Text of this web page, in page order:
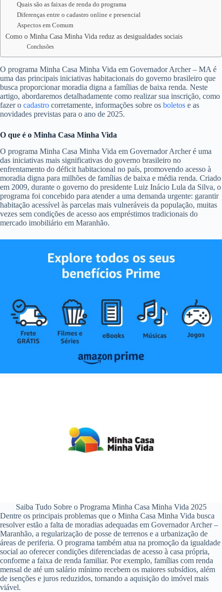
Quais são as faixas de renda do programa
Diferenças entre o cadastro online e presencial
Aspectos em Comum
Como o Minha Casa Minha Vida reduz as desigualdades sociais
Conclusões
O programa Minha Casa Minha Vida em Governador Archer – MA é
uma das principais iniciativas habitacionais do governo brasileiro que
busca proporcionar moradia digna a famílias de baixa renda. Neste
artigo, abordaremos detalhadamente como realizar sua inscrição, como
fazer o cadastro corretamente, informações sobre os boletos e as
novidades previstas para o ano de 2025.
O que é o Minha Casa Minha Vida
O programa Minha Casa Minha Vida em Governador Archer é uma
das iniciativas mais significativas do governo brasileiro no
enfrentamento do déficit habitacional no país, promovendo acesso à
moradia digna para milhões de famílias de baixa e média renda. Criado
em 2009, durante o governo do presidente Luiz Inácio Lula da Silva, o
programa foi concebido para atender a uma demanda urgente: garantir
habitação acessível às parcelas mais vulneráveis da população, muitas
vezes sem condições de acesso aos empréstimos tradicionais do
mercado imobiliário em Maranhão.
Saiba Tudo Sobre o Programa Minha Casa Minha Vida 2025
Dentre os principais problemas que o Minha Casa Minha Vida busca
resolver estão a falta de moradias adequadas em Governador Archer –
Maranhão, a regularização de posse de terrenos e a urbanização de
áreas de periferia. O programa também atua na promoção da igualdade
social ao oferecer condições diferenciadas de acesso à casa própria,
conforme a faixa de renda familiar. Por exemplo, famílias com renda
mensal de até um salário mínimo recebem os maiores subsídios, além
de isenções e juros reduzidos, tornando a aquisição do imóvel mais
viável.